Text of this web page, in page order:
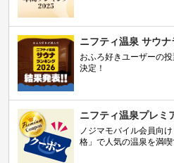
ニフティ温泉 サウ
おふろ好きユーザーの
決定！
ニフティ温泉プレミ
ノジマモバイル会員向
格」で人気の温泉を満喫